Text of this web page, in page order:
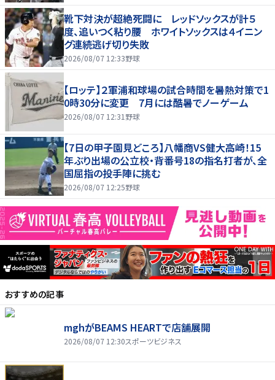
靴下対決が超絶死闘に レッドソックスが計５
度、追いつく粘り腰 ホワイトソックスは４イニン
グ連続逃げ切り失敗
2026/08/07 12:33野球
【ロッテ】２軍浦和球場の試合時間を暑熱対策で1
0時30分に変更 7月には酷暑でノーゲーム
2026/08/07 12:31 野球
【7日の甲子園見どころ】八幡商VS健大高崎！15
年ぶり出場の公立校・背番号18の指名打者が、全
国屈指の投手陣に挑む
2026/08/07 12:25野球
おすすめの記事
mghがBEAMS HEARTで店舗展開
2026/08/07 12:30スポーツビジネス